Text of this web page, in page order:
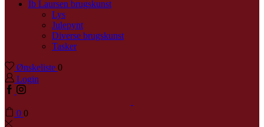
Ib Laursen brugskunst
Lys
Julepynt
Diverse brugskunst
Tasker
Ønskeliste 0
Login
0 0